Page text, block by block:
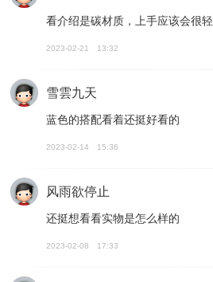
看介绍是碳材质，上手应该会很轻
2023-02-21 13:32
雪雲九天
蓝色的搭配看着还挺好看的
2023-02-14 15:36
风雨欲停止
还挺想看看实物是怎么样的
2023-02-08 17:33